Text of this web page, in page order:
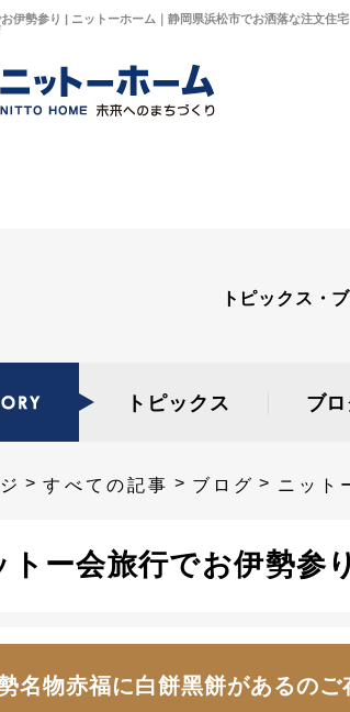
伊勢参り | ニットーホーム｜静岡県浜松市でお洒落な注文住
トピックス・
トピックス ブ
すべての記事 ブログ ニット
トー会旅行でお伊勢参り
名物赤福に白餅黑餅があるのご